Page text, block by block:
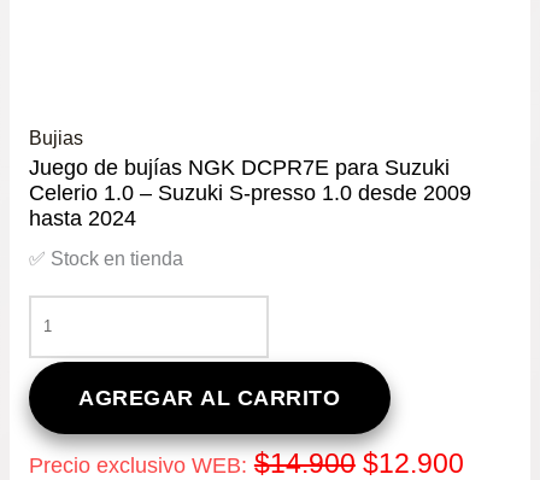
Bujias
Juego de bujías NGK DCPR7E para Suzuki
Celerio 1.0 – Suzuki S-presso 1.0 desde 2009
hasta 2024
✅ Stock en tienda
DE
BUJÍAS
NGK
DCPR7E
PARA
SUZUKI
AGREGAR AL CARRITO
Precio exclusivo WEB: $14.900 El
$12.900El